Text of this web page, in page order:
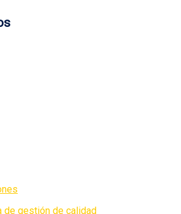
gestión de calidad